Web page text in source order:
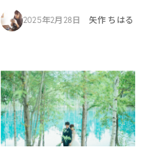
2025年2月28日 矢作 ちはる